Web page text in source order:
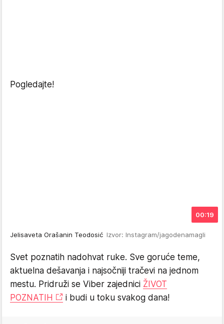
Pogledajte!
00:19
Jelisaveta Orašanin Teodosić Izvor: Instagram/jagodenamagli
Svet poznatih nadohvat ruke. Sve goruće teme,
aktuelna dešavanja i najsočniji tračevi na jednom
mestu. Pridruži se Viber zajednici ŽIVOT
POZNATIH
i budi u toku svakog dana!